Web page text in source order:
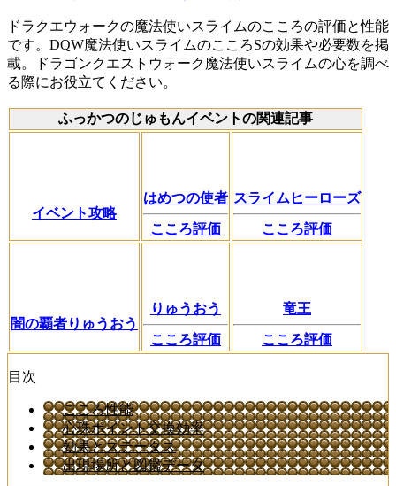
ドラクエウォークの魔法使いスライムのこころの評価と性能
です。DQW魔法使いスライムのこころSの効果や必要数を掲
載。ドラゴンクエストウォーク魔法使いスライムの心を調べ
る際にお役立てください。
ふっかつのじゅもんイベントの関連記事
イベント攻略
はめつの使者
こころ評価
スライムヒーローズ
こころ評価
闇の覇者りゅうおう
りゅうおう
こころ評価
竜王
こころ評価
目次
こころ性能
心珠ポイント交換効率
効果とステータス
出現場所と図鑑データ